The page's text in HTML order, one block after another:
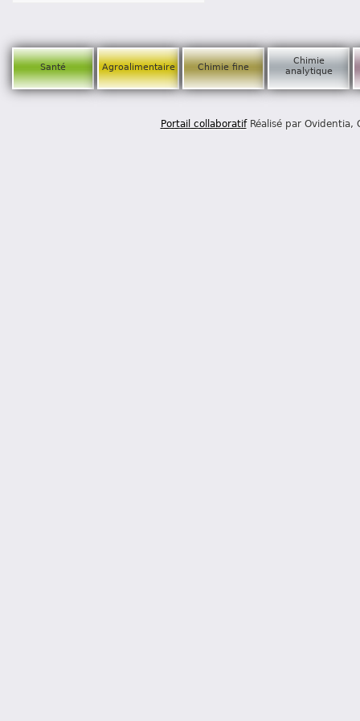
Santé Agroalimentaire Chimie fine
Chimie
analytique
Portail collaboratifRéalisé par Ovidentia,